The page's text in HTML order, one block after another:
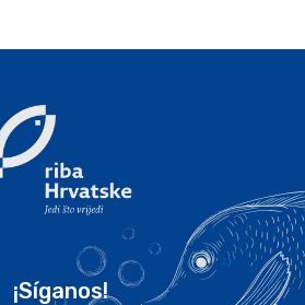
¡Síganos!